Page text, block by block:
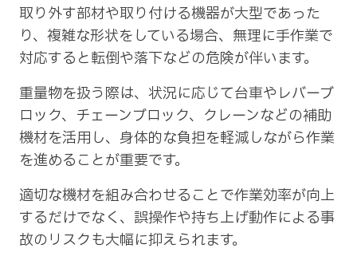
取り外す部材や取り付ける機器が大型であった
り、複雑な形状をしている場合、無理に手作業で
対応すると転倒や落下などの危険が伴います。
重量物を扱う際は、状況に応じて台車やレバーブ
ロック、チェーンブロック、クレーンなどの補助
機材を活用し、身体的な負担を軽減しながら作業
を進めることが重要です。
適切な機材を組み合わせることで作業効率が向上
するだけでなく、誤操作や持ち上げ動作による事
故のリスクも大幅に抑えられます。